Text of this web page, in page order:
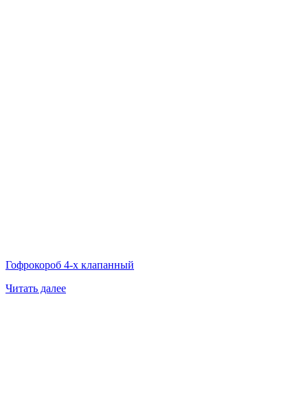
Гофрокороб 4-х клапанный
Читать далее